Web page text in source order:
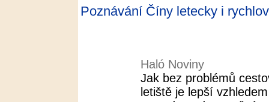
Poznávání Číny letecky i
Haló Noviny
Jak bez problémů
letiště je lepší